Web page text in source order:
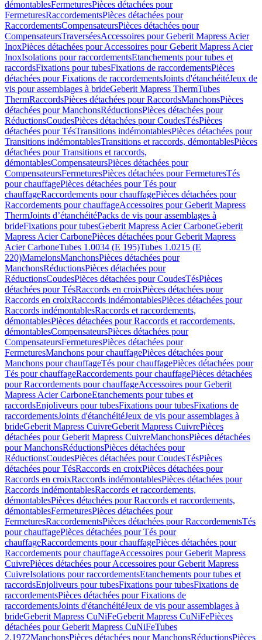
démontablesFermeturesPièces détachées pour
FermeturesRaccordementsPièces détachées pour
RaccordementsCompensateursPièces détachées pour
CompensateursTraverséesAccessoires pour Geberit Mapress Acier
InoxPièces détachées pour Accessoires pour Geberit Mapress Acier
InoxIsolations pour raccordementsEtanchements pour tubes et
raccordsFixations pour tubesFixations de raccordementsPièces
détachées pour Fixations de raccordementsJoints d'étanchéitéJeux de
vis pour assemblages à brideGeberit Mapress ThermTubes
ThermRaccordsPièces détachées pour RaccordsManchonsPièces
détachées pour ManchonsRéductionsPièces détachées pour
RéductionsCoudesPièces détachées pour CoudesTésPièces
détachées pour TésTransitions indémontablesPièces détachées pour
Transitions indémontablesTransitions et raccords, démontablesPièces
détachées pour Transitions et raccords,
démontablesCompensateursPièces détachées pour
CompensateursFermeturesPièces détachées pour FermeturesTés
pour chauffagePièces détachées pour Tés pour
chauffageRaccordements pour chauffagePièces détachées pour
Raccordements pour chauffageAccessoires pour Geberit Mapress
ThermJoints d’étanchéitéPacks de vis pour assemblages à
brideFixations pour tubesGeberit Mapress Acier CarboneGeberit
Mapress Acier CarbonePièces détachées pour Geberit Mapress
Acier CarboneTubes 1.0034 (E 195)Tubes 1.0215 (E
220)MamelonsManchonsPièces détachées pour
ManchonsRéductionsPièces détachées pour
RéductionsCoudesPièces détachées pour CoudesTésPièces
détachées pour TésRaccords en croixPièces détachées pour
Raccords en croixRaccords indémontablesPièces détachées pour
Raccords indémontablesRaccords et raccordements,
démontablesPièces détachées pour Raccords et raccordements,
démontablesCompensateursPièces détachées pour
CompensateursFermeturesPièces détachées pour
FermeturesManchons pour chauffagePièces détachées pour
Manchons pour chauffageTés pour chauffagePièces détachées pour
Tés pour chauffageRaccordements pour chauffagePièces détachées
pour Raccordements pour chauffageAccessoires pour Geberit
Mapress Acier CarboneEtanchements pour tubes et
raccordsEnjoliveurs pour tubesFixations pour tubesFixations de
raccordementsJoints d'étanchéitéJeux de vis pour assemblages à
brideGeberit Mapress CuivreGeberit Mapress CuivrePièces
détachées pour Geberit Mapress CuivreManchonsPièces détachées
pour ManchonsRéductionsPièces détachées pour
RéductionsCoudesPièces détachées pour CoudesTésPièces
détachées pour TésRaccords en croixPièces détachées pour
Raccords en croixRaccords indémontablesPièces détachées pour
Raccords indémontablesRaccords et raccordements,
démontablesPièces détachées pour Raccords et raccordements,
démontablesFermeturesPièces détachées pour
FermeturesRaccordementsPièces détachées pour RaccordementsTés
pour chauffagePièces détachées pour Tés pour
chauffageRaccordements pour chauffagePièces détachées pour
Raccordements pour chauffageAccessoires pour Geberit Mapress
CuivrePièces détachées pour Accessoires pour Geberit Mapress
CuivreIsolations pour raccordementsEtanchements pour tubes et
raccordsEnjoliveurs pour tubesFixations pour tubesFixations de
raccordementsPièces détachées pour Fixations de
raccordementsJoints d'étanchéitéJeux de vis pour assemblages à
brideGeberit Mapress CuNiFeGeberit Mapress CuNiFePièces
détachées pour Geberit Mapress CuNiFeTubes
2.1972ManchonsPièces détachées pour ManchonsRéductionsPièces